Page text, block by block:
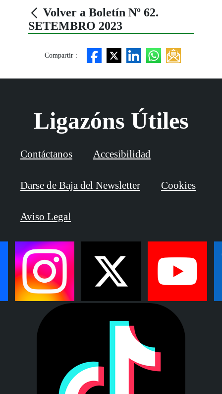
Volver a Boletín Nº 62.
SETEMBRO 2023
Compartir :
Ligazóns Útiles
Contáctanos Accesibilidad
Darse de Baja del Newsletter Cookies
Aviso Legal